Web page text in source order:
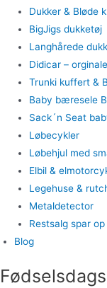
Dukker & Bløde
BigJigs dukketøj
Langhårede
Didicar – orginale
Trunki kuffert &
Baby bæresele
Sack´n Seat
Løbecykler
Løbehjul med
Elbil &
Legehuse &
Metaldetector
Restsalg spar
Blog